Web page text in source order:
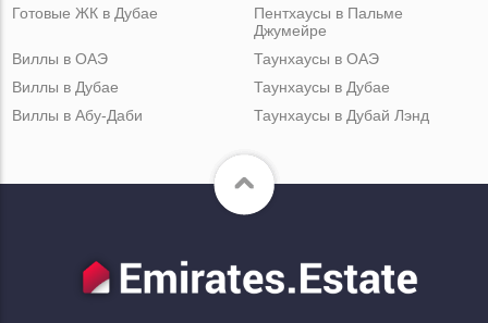
Готовые ЖК в Дубае
Пентхаусы в Пальме
Джумейре
Виллы в ОАЭ
Виллы в Дубае
Виллы в Абу-Даби
Таунхаусы в ОАЭ
Таунхаусы в Дубае
Таунхаусы в Дубай Лэнд